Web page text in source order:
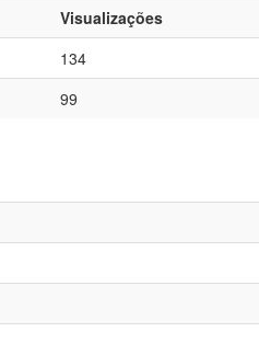
Visualizações
134
99